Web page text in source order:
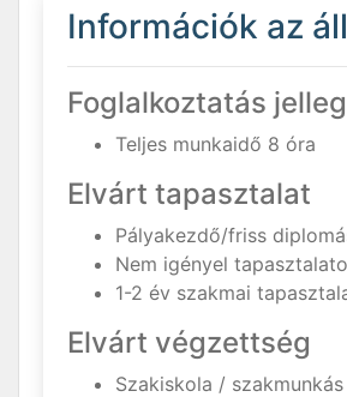
Információk az
Foglalkoztatás
Teljes munkaidő 8 óra
Elvárt tapasztalat
Pályakezdő/friss
Nem igényel
1-2 év szakmai
Elvárt végzettség
Szakiskola /